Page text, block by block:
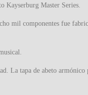
Kayserburg Master Series.
mil componentes fue
La tapa de abeto